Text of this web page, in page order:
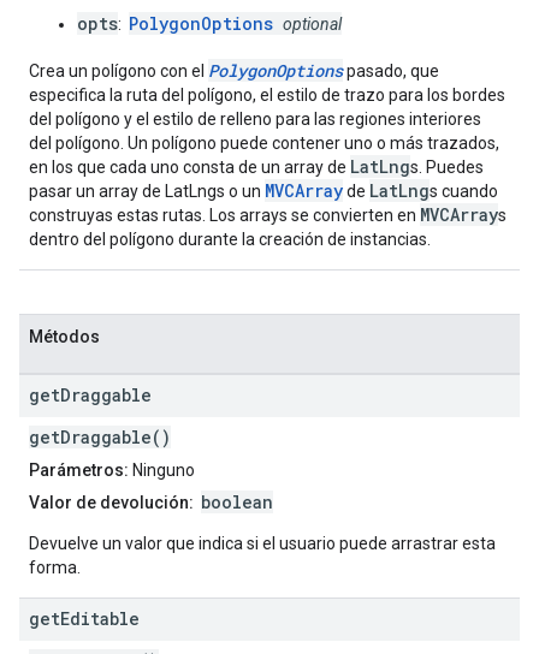
opts: PolygonOptions optional
Crea un polígono con el PolygonOptionspasado, que
especifica la ruta del polígono, el estilo de trazo para los bordes
del polígono y el estilo de relleno para las regiones interiores
del polígono. Un polígono puede contener uno o más trazados,
en los que cada uno consta de un array de LatLngs. Puedes
pasar un array de LatLngs o un MVCArrayde LatLngs cuando
construyas estas rutas. Los arrays se convierten en MVCArrays
dentro del polígono durante la creación de instancias.
Métodos
getDraggable
getDraggable()
Parámetros: Ninguno
Valor de devolución: boolean
Devuelve un valor que indica si el usuario puede arrastrar esta
forma.
getEditable